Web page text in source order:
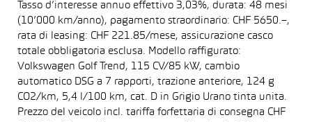
Tasso d’interesse annuo effettivo 3,03%, durata: 48 mesi
(10’000 km/anno), pagamento straordinario: CHF 5650.–,
rata di leasing: CHF 221.85/mese, assicurazione casco
totale obbligatoria esclusa. Modello raffigurato:
Volkswagen Golf Trend, 115 CV/85 kW, cambio
automatico DSG a 7 rapporti, trazione anteriore, 124 g
CO2/km, 5,4 l/100 km, cat. D in Grigio Urano tinta unita.
Prezzo del veicolo incl. tariffa forfettaria di consegna CHF